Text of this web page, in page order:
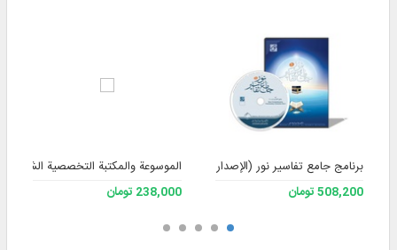
برنامج جامع تفاسير نور (الإصدار 4)
508,200 تومان
الموسوعة والمكتبة التخصصية الشاملة
238,000 تومان